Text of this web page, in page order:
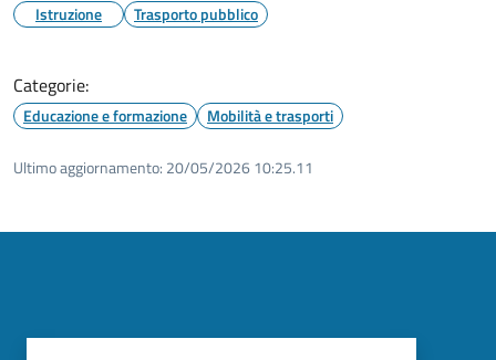
Istruzione Trasporto pubblico
Categorie:
Educazione e formazione Mobilità e trasporti
Ultimo aggiornamento: 20/05/2026 10:25.11